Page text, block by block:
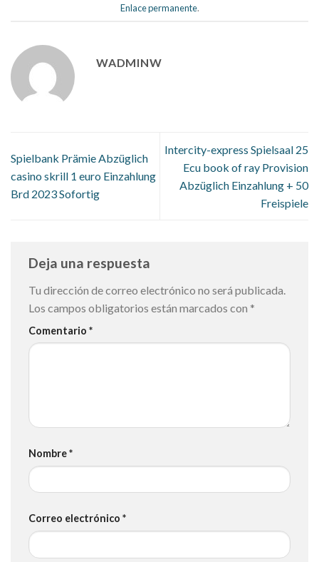
Enlace permanente.
WADMINW
Spielbank Prämie Abzüglich
casino skrill 1 euro Einzahlung
Brd 2023 Sofortig
Intercity-express Spielsaal 25
Ecu book of ray Provision
Abzüglich Einzahlung + 50
Freispiele
Deja una respuesta
Tu dirección de correo electrónico no será publicada.
Los campos obligatorios están marcados con *
Comentario *
Nombre*
Correo electrónico *